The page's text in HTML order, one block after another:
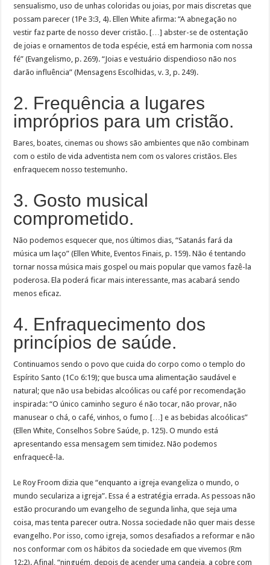
sensualismo, uso de unhas coloridas ou joias, por mais discretas que
possam parecer (1Pe 3:3, 4). Ellen White afirma: “A abnegação no
vestir faz parte de nosso dever cristão. […] abster-se de ostentação
de joias e ornamentos de toda espécie, está em harmonia com nossa
fé” (Evangelismo, p. 269). “Joias e vestuário dispendioso não nos
darão influência” (Mensagens Escolhidas, v. 3, p. 249).
2. Frequência a lugares
impróprios para um cristão.
Bares, boates, cinemas ou shows são ambientes que não combinam
com o estilo de vida adventista nem com os valores cristãos. Eles
enfraquecem nosso testemunho.
3. Gosto musical
comprometido.
Não podemos esquecer que, nos últimos dias, “Satanás fará da
música um laço” (Ellen White, Eventos Finais, p. 159). Não é tentando
tornar nossa música mais gospel ou mais popular que vamos fazê-la
poderosa. Ela poderá ficar mais interessante, mas acabará sendo
menos eficaz.
4. Enfraquecimento dos
princípios de saúde.
Continuamos sendo o povo que cuida do corpo como o templo do
Espírito Santo (1Co 6:19); que busca uma alimentação saudável e
natural; que não usa bebidas alcoólicas ou café por recomendação
inspirada: “O único caminho seguro é não tocar, não provar, não
manusear o chá, o café, vinhos, o fumo […] e as bebidas alcoólicas”
(Ellen White, Conselhos Sobre Saúde, p. 125). O mundo está
apresentando essa mensagem sem timidez. Não podemos
enfraquecê-la.
Le Roy Froom dizia que “enquanto a igreja evangeliza o mundo, o
mundo seculariza a igreja”. Essa é a estratégia errada. As pessoas não
estão procurando um evangelho de segunda linha, que seja uma
coisa, mas tenta parecer outra. Nossa sociedade não quer mais desse
evangelho. Por isso, como igreja, somos desafiados a reformar e não
nos conformar com os hábitos da sociedade em que vivemos (Rm
12:2). Afinal, “ninguém, depois de acender uma candeia, a cobre com